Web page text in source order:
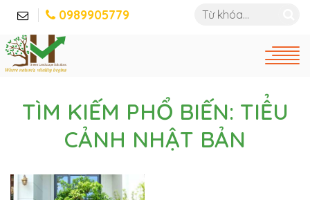
0989905779
TÌM KIẾM PHỔ BIẾN: TIỂU
CẢNH NHẬT BẢN